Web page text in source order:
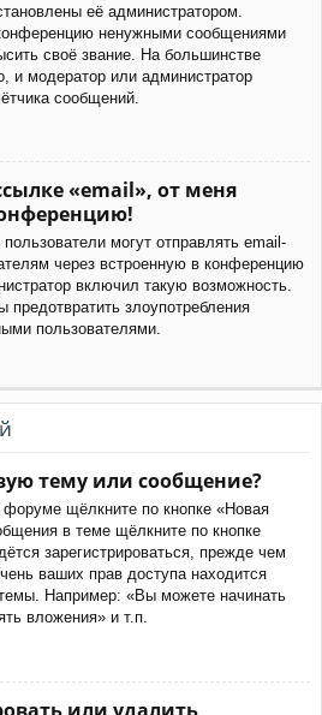
её администратором.
ненужными сообщениями
своё звание. На большинстве
и модератор или администратор
сообщений.
«email», от меня
могут отправлять email-
через встроенную в конференцию
включил такую возможность.
предотвратить злоупотребления
пользователями.
тему или сообщение?
щёлкните по кнопке «Новая
в теме щёлкните по кнопке
зарегистрироваться, прежде чем
ваших прав доступа находится
Например: «Вы можете начинать
вложения» и т.п.